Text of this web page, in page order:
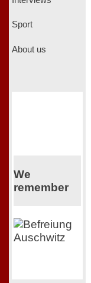
Sport
About us
We
remember